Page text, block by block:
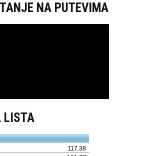
NA PUTEVIMA
LISTA